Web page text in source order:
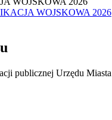
WOJSKOWA 2026
publicznej Urzędu